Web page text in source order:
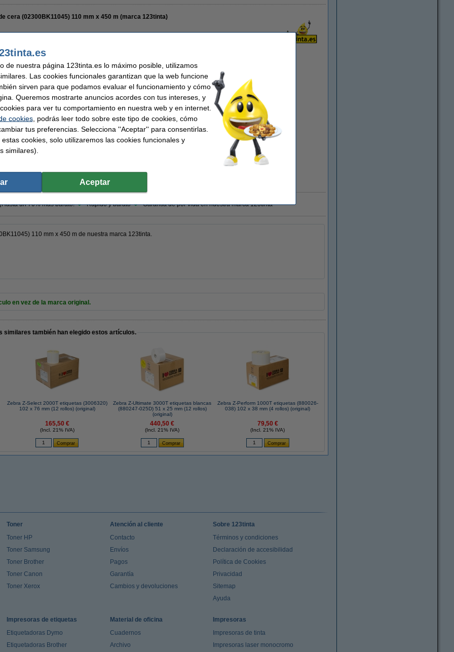
cera (02300BK11045) 110 mm x 450 m (marca 123tinta)
112,50 €
En almacén externo
Comprar
un 70% más barato! Rápido y barato Garantía de por vida en nuestra marca 123tinta
110 mm x 450 m de nuestra marca 123tinta.
en vez de la marca original.
similares también han elegido estos artículos.
Zebra Z-Select 2000T etiquetas (3006320)
102 x 76 mm (12 rollos) (original)
165,50 €
(Incl. 21% IVA)
Zebra Z-Ultimate 3000T etiquetas blancas
(880247-025D) 51 x 25 mm (12 rollos)
(original)
440,50 €
(Incl. 21% IVA)
Zebra Z-Perform 1000T etiquetas (880026-
038) 102 x 38 mm (4 rollos) (original)
79,50 €
(Incl. 21% IVA)
Toner
Toner HP
Toner Samsung
Toner Brother
Toner Canon
Toner Xerox
Atención al cliente
Contacto
Envíos
Pagos
Garantía
Cambios y devoluciones
Sobre 123tinta
Términos y condiciones
Declaración de accesibilidad
Política de Cookies
Privacidad
Sitemap
Ayuda
Impresoras de etiquetas
Etiquetadoras Dymo
Etiquetadoras Brother
Material de oficina
Cuadernos
Archivo
Impresoras
Impresoras de tinta
Impresoras laser monocromo
de nuestra página 123tinta.es lo máximo posible, utilizamos
Las cookies funcionales garantizan que la web funcione
sirven para que podamos evaluar el funcionamiento y cómo
Queremos mostrarte anuncios acordes con tus intereses, y
para ver tu comportamiento en nuestra web y en internet.
cookies, podrás leer todo sobre este tipo de cookies, cómo
tus preferencias. Selecciona ''Aceptar'' para consentirlas.
cookies, solo utilizaremos las cookies funcionales y
similares).
Aceptar